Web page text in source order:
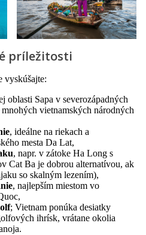
príležitosti
vyskúšajte:
oblasti Sapa v severozápadných
vietnamských národných
, ideálne na riekach a
mesta Da Lat,
, napr. v zátoke Ha Long s
Cat Ba je dobrou alternatívou, ak
so skalným lezením),
, najlepším miestom vo
; Vietnam ponúka desiatky
ihrísk, vrátane okolia